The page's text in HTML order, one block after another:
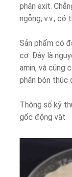
phân axit.
ngỗng, v.v.,
Sản phẩm có
cơ. Đây là
amin, và cũng
phân bón thúc
Thông số kỹ
gốc động vật